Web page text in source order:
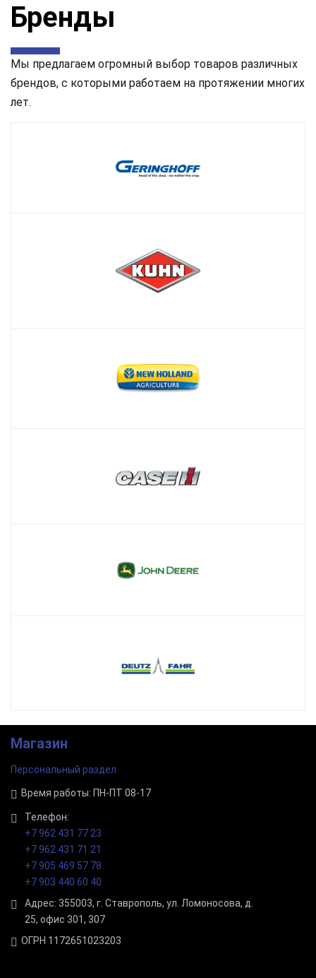
Бренды
Мы предлагаем огромный выбор товаров различных
брендов, с которыми работаем на протяжении многих
лет.
Магазин
Персональный раздел
Время работы: ПН-ПТ 08-17
Телефон:
+7 962 431 77 23
+7 962 431 71 21
+7 905 469 57 78
+7 903 440 60 40
Адрес: 355003, г. Ставрополь, ул. Ломоносова, д.
25, офис 301, 307
ОГРН 1172651023203